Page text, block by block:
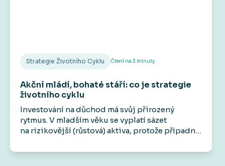
Strategie Životního Cyklu Čtení na 3 minuty
Akční mládí, bohaté stáří: co je strategie
životního cyklu
Investování na důchod má svůj přirozený
rytmus. V mladším věku se vyplatí sázet
na rizikovější (růstová)aktiva, protože případné
zotavení je stále dost. Jakmile se ale blíží